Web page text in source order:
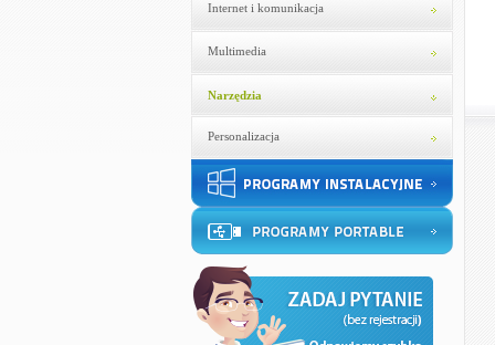
Internet i komunikacja
Multimedia
Narzędzia
Personalizacja